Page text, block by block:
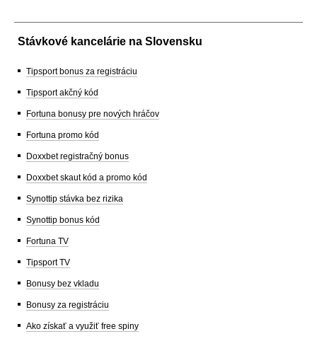
Stávkové kancelárie na Slovensku
Tipsport bonus za registráciu
Tipsport akčný kód
Fortuna bonusy pre nových hráčov
Fortuna promo kód
Doxxbet registračný bonus
Doxxbet skaut kód a promo kód
Synottip stávka bez rizika
Synottip bonus kód
Fortuna TV
Tipsport TV
Bonusy bez vkladu
Bonusy za registráciu
Ako získať a využiť free spiny